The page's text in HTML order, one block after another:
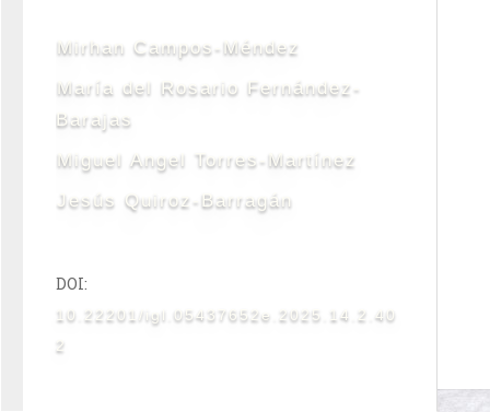
Mirhan Campos-Méndez
María del Rosario Fernández-
Barajas
Miguel Angel Torres-Martínez
Jesús Quiroz-Barragán
DOI:
10.22201/igl.05437652e.2025.14.2.40
2